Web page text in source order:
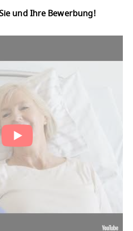
und Ihre Bewerbung!